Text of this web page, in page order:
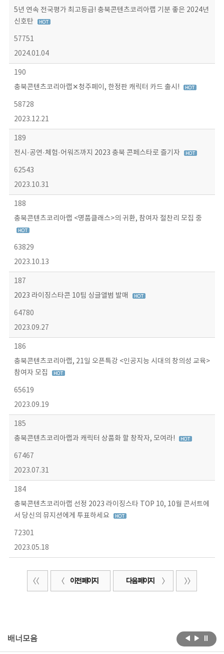
5년 연속 전국평가 최고등급! 충북콘텐츠코리아랩 기분 좋은 2024년
신호탄
57751
2024.01.04
190
충북콘텐츠코리아랩✕청주페이, 한정판 캐릭터 카드 출시!
58728
2023.12.21
189
전시·공연·체험·어워즈까지 2023 충북 콘페스타로 즐기자
62543
2023.10.31
188
충북콘텐츠코리아랩 <명품클래스>의 귀환, 참여자 절찬리 모집 중
63829
2023.10.13
187
2023 라이징스타콘 10팀 싱글앨범 발매
64780
2023.09.27
186
충북콘텐츠코리아랩, 21일 오픈특강 <인공지능 시대의 창의성 교육>
참여자 모집
65619
2023.09.19
185
충북콘텐츠코리아랩과 캐릭터 상품화 할 창작자, 모여라!
67467
2023.07.31
184
충북콘텐츠코리아랩 선정 2023 라이징스타 TOP 10, 10월 콘서트에
서 당신의 뮤지션에게 투표하세요
72301
2023.05.18
이전 페이지 다음 페이지
배너모음